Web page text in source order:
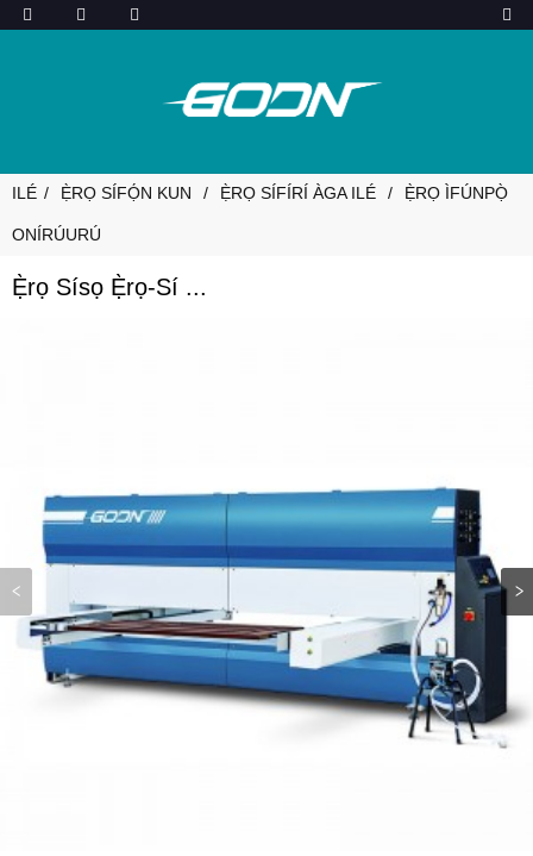
ILÉ Ẹ̀RỌ SÍFỌ́N KUN Ẹ̀RỌ SÍFÍRÍ ÀGA ILÉ Ẹ̀RỌ ÌFÚNPỌ̀
ONÍRÚURÚ
Ẹ̀rọ Sísọ Ẹ̀rọ-Sí ...